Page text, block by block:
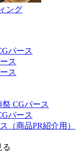
ング
パース
ス
ス
CGパース
パース
（商品PR紹介用）
る